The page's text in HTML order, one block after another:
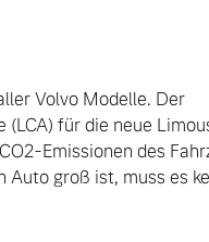
Volvo Modelle. Der
für die neue
Emissionen des
groß ist, muss es